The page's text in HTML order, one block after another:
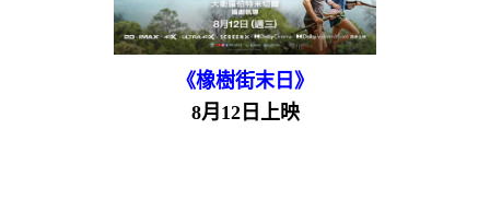
《橡樹街末日》
8月12日上映